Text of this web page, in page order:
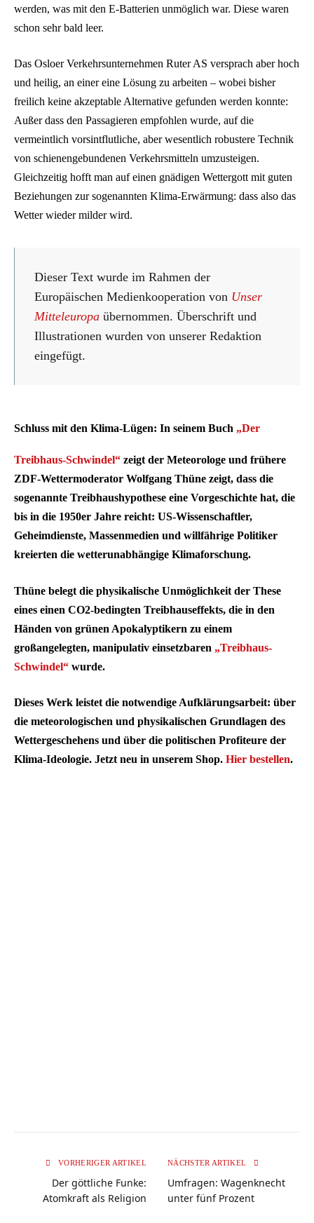
werden, was mit den E‑Batterien unmöglich war. Diese waren
schon sehr bald leer.
Das Osloer Verkehrsunternehmen Ruter AS versprach aber hoch
und heilig, an einer eine Lösung zu arbeiten – wobei bisher
freilich keine akzeptable Alternative gefunden werden konnte:
Außer dass den Passagieren empfohlen wurde, auf die
vermeintlich vorsintflutliche, aber wesentlich robustere Technik
von schienengebundenen Verkehrsmitteln umzusteigen.
Gleichzeitig hofft man auf einen gnädigen Wettergott mit guten
Beziehungen zur sogenannten Klima-Erwärmung: dass also das
Wetter wieder milder wird.
Dieser Text wurde im Rahmen der
Europäischen Medienkooperation von Unser
Mitteleuropa übernommen. Überschrift und
Illustrationen wurden von unserer Redaktion
eingefügt.
Schluss mit den Klima-Lügen: In seinem Buch „Der
Treibhaus-Schwindel“ zeigt der Meteorologe und frühere
ZDF-Wettermoderator Wolfgang Thüne zeigt, dass die
sogenannte Treibhaushypothese eine Vorgeschichte hat, die
bis in die 1950er Jahre reicht: US-Wissenschaftler,
Geheimdienste, Massenmedien und willfährige Politiker
kreierten die wetterunabhängige Klimaforschung.
Thüne belegt die physikalische Unmöglichkeit der These
eines einen CO2-bedingten Treibhauseffekts, die in den
Händen von grünen Apokalyptikern zu einem
großangelegten, manipulativ einsetzbaren „Treibhaus-
Schwindel“ wurde.
Dieses Werk leistet die notwendige Aufklärungsarbeit: über
die meteorologischen und physikalischen Grundlagen des
Wettergeschehens und über die politischen Profiteure der
Klima-Ideologie. Jetzt neu in unserem Shop. Hier bestellen.
VORHERIGER ARTIKEL
Der göttliche Funke:
Atomkraft als Religion
NÄCHSTER ARTIKEL
Umfragen: Wagenknecht
unter fünf Prozent